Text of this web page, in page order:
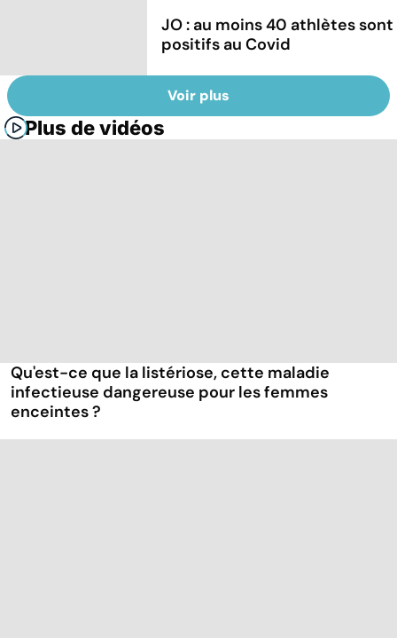
JO : au moins 40 athlètes sont
positifs au Covid
Voir plus
Plus de vidéos
Qu'est-ce que la listériose, cette maladie
infectieuse dangereuse pour les femmes
enceintes ?